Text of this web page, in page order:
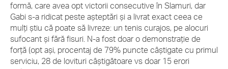
formă, care avea opt victorii consecutive în Slamuri, dar
Gabi s-a ridicat peste așteptări și a livrat exact ceea ce
mulți știu că poate să livreze: un tenis curajos, pe alocuri
sufocant și fără fisuri. N-a fost doar o demonstrație de
forță (opt ași, procentaj de 79% puncte câștigate cu primul
serviciu, 28 de lovituri câștigătoare vs doar 15 erori